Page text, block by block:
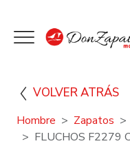
VOLVER ATRÁS
Hombre Zapatos
FLUCHOS F2279